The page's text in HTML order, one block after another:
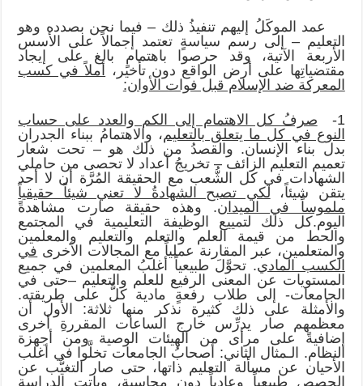
عمد الموكَلُ إليهم تنفيذُ ذلك – فيما نحن بصدده وهو
التعليم – إلى رسم سياسةٍ تعتمد إجمالاً على الأسس
الأربعة الآتية، وقد حرصوا باهتمامٍ بالغ على إيجاد
مقتضياتِها على أرض الواقع دون تأخير، أملاً في كسب
المعركة ضد الإسلام قبل فوات الأوان:
1-
صرفُ كل الاهتمام إلى الكم والعدد على حساب
النوع في كل ما يتعلق بالتعليم، والاهتمامُ ببناء الجدران
بدل بناء الإنسان. والقصدُ من ذلك هو – تحت شعار
تعميم التعليم الزائف – تخريجُ أعداد لا تحصى من حاملي
الشهادات في كل الشُّعب مع الحقيقة المُرَّة أن لا أحد
يتقن شيئاً، لكي تصبح الشهادةُ لا تعني شيئاً حقيقياً
ملموساً في الميدان. وهذه حقيقة صارت مشاهدةً
اليوم.كل ذلك لتمييع الوظيفة التعليمية في المجتمع
والحط من قيمة العلم والتعلم والتعليم والمعلمين
والمتعلمين، عبر المقارنة عملياً مع المجالات الأخرى في
الكسب المادي. تحوَّلَ طبيعياً أغلبُ المعلمين في جميع
المستويات عن المعنى الرفيع للعلم والتعليم –حتى في
الجامعات- إلى طلاب رفعةٍ مادية كلٌّ على طريقته.
والأمثلة على ذلك كثيرة نذكر منها ثلاثة: الأول أن
معظمهم صار يدرِّس خارج الساعات المقررةِ أخرى
إضافيةً على مرأى من الهيئات الوصية ومن أجهزة
النظام. الـمثال الثاني: أصحابُ الجامعات تخلَّوا في أغلب
الأحيان عن مسألة التعليم ذاتها، حتى صار التغيُّب عن
الحصص طبيعياً وعادياً دون محاسبة، وباتت الدراسة